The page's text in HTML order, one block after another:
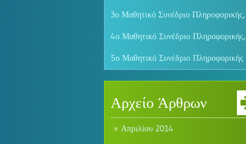
3ο Μαθητικό Συνέδριο Πληροφορικής,
4ο Μαθητικό Συνέδριο Πληροφορικής,
5ο Μαθητικό Συνέδριο Πληροφορικής
Αρχείο Άρθρων
Απριλίου 2014